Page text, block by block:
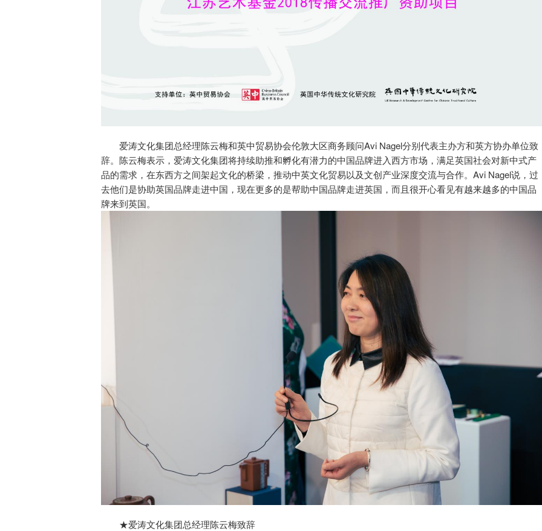
爱涛文化集团总经理陈云梅和英中贸易协会伦敦大区商务顾问Avi Nagel分别代表主办方和英方协办单位致
辞。陈云梅表示，爱涛文化集团将持续助推和孵化有潜力的中国品牌进入西方市场，满足英国社会对新中式产
品的需求，在东西方之间架起文化的桥梁，推动中英文化贸易以及文创产业深度交流与合作。Avi Nagel说，过
去他们是协助英国品牌走进中国，现在更多的是帮助中国品牌走进英国，而且很开心看见有越来越多的中国品
牌来到英国。
★爱涛文化集团总经理陈云梅致辞